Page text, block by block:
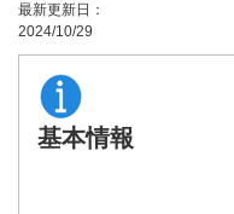
最新更新日：
2024/10/29
基本情報